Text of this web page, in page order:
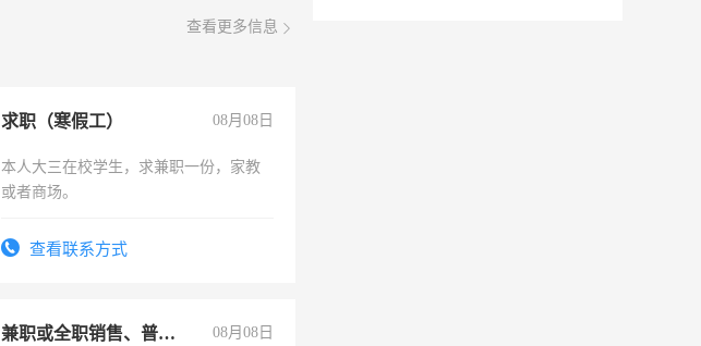
查看更多信息
求职（寒假工） 08月08日
本人大三在校学生，求兼职一份，家教
或者商场。
查看联系方式
兼职或全职销售、普工、维修 08月08日